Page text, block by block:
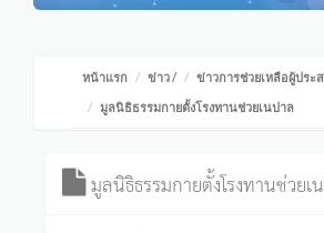
หน้าแรก ข่าว/ ข่าวการช่วยเหลือผู้ประ
มูลนิธิธรรมกายตั้งโรงทานช่วยเนปาล
มูลนิธิธรรมกายตั้งโรงทานช่วยเ